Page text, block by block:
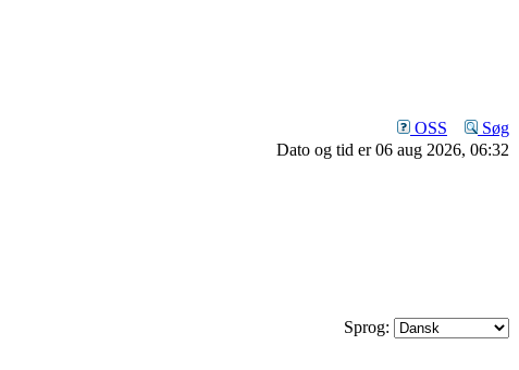
OSS
Søg
Dato og tid er 06 aug 2026, 06:32
Sprog: